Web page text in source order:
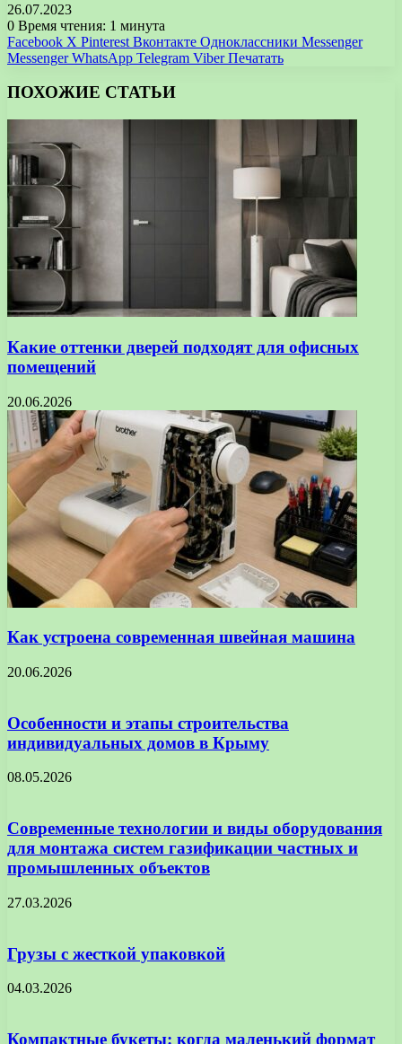
26.07.2023
0 Время чтения: 1 минута
Facebook X Pinterest Вконтакте Одноклассники Messenger
Messenger WhatsApp Telegram Viber Печатать
ПОХОЖИЕ СТАТЬИ
Какие оттенки дверей подходят для офисных
помещений
20.06.2026
Как устроена современная швейная машина
20.06.2026
Особенности и этапы строительства
индивидуальных домов в Крыму
08.05.2026
Современные технологии и виды оборудования
для монтажа систем газификации частных и
промышленных объектов
27.03.2026
Грузы с жесткой упаковкой
04.03.2026
Компактные букеты: когда маленький формат